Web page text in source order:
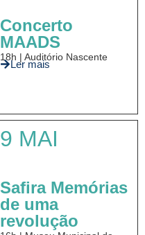
Concerto
MAADS
18h | Auditório Nascente
Ler mais
9 MAI
Safira Memórias
de uma
revolução